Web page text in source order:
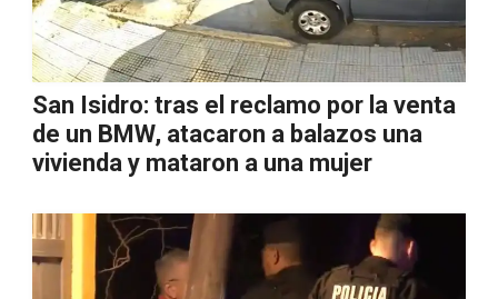
San Isidro: tras el reclamo por la venta
de un BMW, atacaron a balazos una
vivienda y mataron a una mujer